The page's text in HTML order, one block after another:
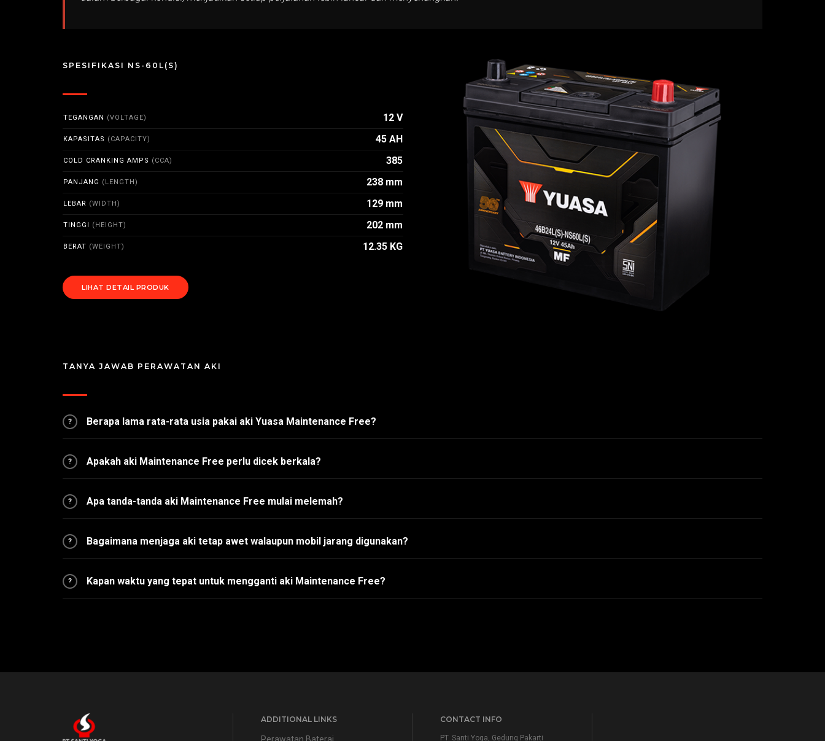
SPESIFIKASI NS-60L(S)
TEGANGAN (VOLTAGE) 12 V
KAPASITAS (CAPACITY) 45 AH
COLD CRANKING AMPS (CCA) 385
PANJANG (LENGTH) 238 mm
LEBAR (WIDTH) 129 mm
TINGGI (HEIGHT) 202 mm
BERAT (WEIGHT) 12.35 KG
LIHAT DETAIL PRODUK
TANYA JAWAB PERAWATAN AKI
? Berapa lama rata-rata usia pakai aki Yuasa Maintenance Free?
? Apakah aki Maintenance Free perlu dicek berkala?
? Apa tanda-tanda aki Maintenance Free mulai melemah?
? Bagaimana menjaga aki tetap awet walaupun mobil jarang digunakan?
? Kapan waktu yang tepat untuk mengganti aki Maintenance Free?
ADDITIONAL LINKS CONTACT INFO
PT. Santi Yoga, Gedung Pakarti